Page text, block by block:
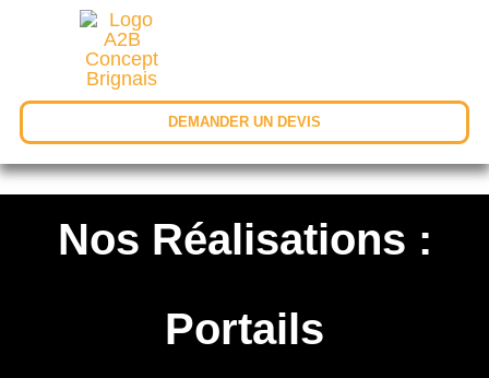
DEMANDER UN DEVIS
Nos Réalisations :
Portails